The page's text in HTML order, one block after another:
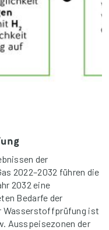
der
2022–2032 führen die
2032 eine
Bedarfe der
Wasserstoffprüfung ist
Ausspeisezonen der